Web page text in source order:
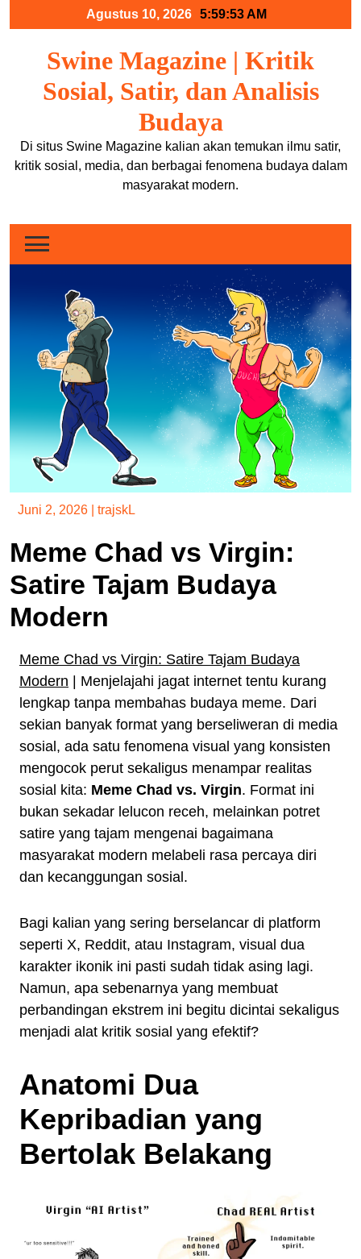
Agustus 10, 2026 5:59:53 AM
Swine Magazine | Kritik
Sosial, Satir, dan Analisis
Budaya
Di situs Swine Magazine kalian akan temukan ilmu satir,
kritik sosial, media, dan berbagai fenomena budaya dalam
masyarakat modern.
Juni 2, 2026 trajskL
Meme Chad vs Virgin:
Satire Tajam Budaya
Modern
Meme Chad vs Virgin: Satire Tajam Budaya
Modern | Menjelajahi jagat internet tentu kurang
lengkap tanpa membahas budaya meme. Dari
sekian banyak format yang berseliweran di media
sosial, ada satu fenomena visual yang konsisten
mengocok perut sekaligus menampar realitas
sosial kita: Meme Chad vs. Virgin. Format ini
bukan sekadar lelucon receh, melainkan potret
satire yang tajam mengenai bagaimana
masyarakat modern melabeli rasa percaya diri
dan kecanggungan sosial.
Bagi kalian yang sering berselancar di platform
seperti X, Reddit, atau Instagram, visual dua
karakter ikonik ini pasti sudah tidak asing lagi.
Namun, apa sebenarnya yang membuat
perbandingan ekstrem ini begitu dicintai sekaligus
menjadi alat kritik sosial yang efektif?
Anatomi Dua
Kepribadian yang
Bertolak Belakang